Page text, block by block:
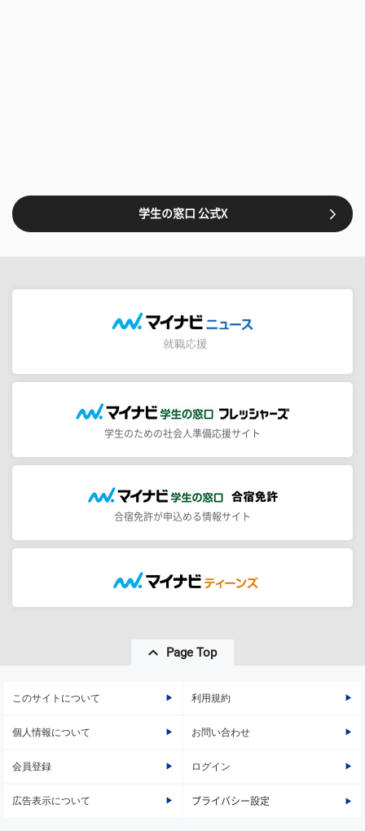
学生の窓口 公式X
学生のための社会人準備応援サイト
合宿免許が申込める情報サイト
Page Top
このサイトについて 利用規約
個人情報について お問い合わせ
会員登録 ログイン
広告表示について プライバシー設定